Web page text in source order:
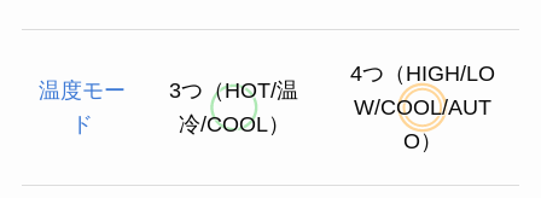
温度モー
ド
3つ（HOT/温
冷/COOL）
4つ（HIGH/LO
W/COOL/AUT
O）